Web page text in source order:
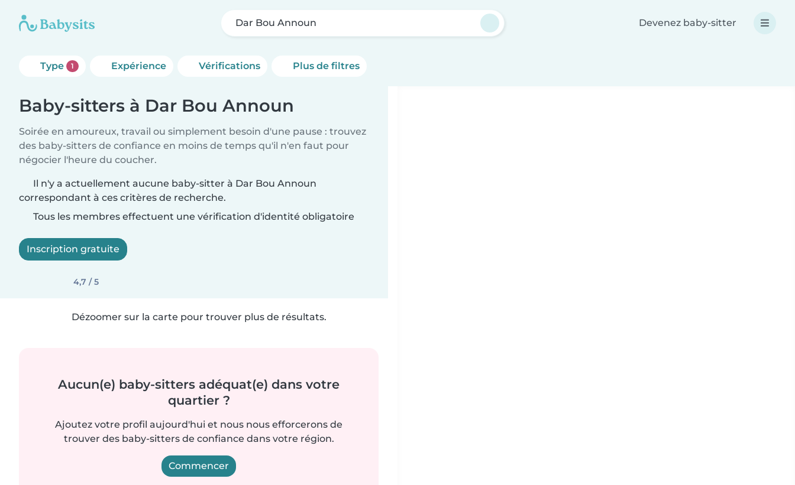
Dar Bou Announ Devenez baby-sitter
Type 1 Expérience Vérifications Plus de filtres
Baby-sitters à Dar Bou Announ
Soirée en amoureux, travail ou simplement besoin d'une pause : trouvez
des baby-sitters de confiance en moins de temps qu'il n'en faut pour
négocier l'heure du coucher.
Il n'y a actuellement aucune baby-sitter à Dar Bou Announ
correspondant à ces critères de recherche.
Tous les membres effectuent une vérification d'identité obligatoire
Inscription gratuite
4,7 / 5
Dézoomer sur la carte pour trouver plus de résultats.
Aucun(e) baby-sitters adéquat(e) dans votre
quartier ?
Ajoutez votre profil aujourd'hui et nous nous efforcerons de
trouver des baby-sitters de confiance dans votre région.
Commencer